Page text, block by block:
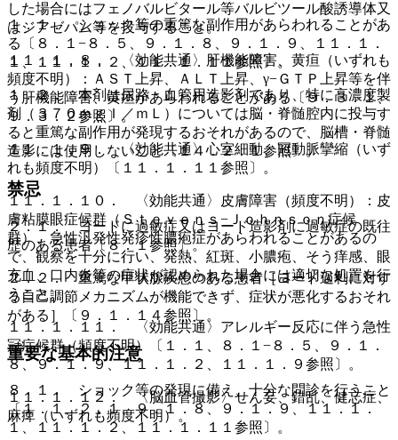
１．１． ショック等の重篤な副作用があらわれることがあ
る〔８．１−８．５、９．１．８、９．１．９、１１．１．
１、１１．１．２、１１．１．１１参照〕。
１．２． 本剤は尿路・血管用造影剤であり、特に高濃度製
剤（３７０ｍｇＩ／ｍＬ）については脳・脊髄腔内に投与す
ると重篤な副作用が発現するおそれがあるので、脳槽・脊髄
造影には使用しないこと〔１４．２．１参照〕。
禁忌
２．１． ヨードに過敏症又はヨード造影剤に過敏症の既往
歴のある患者〔８．１参照〕。
２．２． 重篤な甲状腺疾患のある患者［ヨード過剰に対す
る自己調節メカニズムが機能できず、症状が悪化するおそれ
がある］〔９．１．１４参照〕。
重要な基本的注意
８．１． ショック等の発現に備え、十分な問診を行うこと
〔１．１、２．１、９．１．８、９．１．９、１１．１．
１、１１．１．２、１１．１．１１参照〕。
した場合にはフェノバルビタール等バルビツール酸誘導体又
はジアゼパム等を投与すること。
１１．１．８． 〈効能共通〉肝機能障害、黄疸（いずれも
頻度不明）：ＡＳＴ上昇、ＡＬＴ上昇、γ−ＧＴＰ上昇等を伴
う肝機能障害、黄疸があらわれることがある〔９．３．１、
９．３．２参照〕。
１１．１．９． 〈効能共通〉心室細動、冠動脈攣縮（いず
れも頻度不明）〔１１．１．１１参照〕。
１１．１．１０． 〈効能共通〉皮膚障害（頻度不明）：皮
膚粘膜眼症候群（Ｓｔｅｖｅｎｓ−Ｊｏｈｎｓｏｎ症候
群）、急性汎発性発疹性膿疱症があらわれることがあるの
で、観察を十分に行い、発熱、紅斑、小膿疱、そう痒感、眼
充血、口内炎等の症状が認められた場合には適切な処置を行
うこと。
１１．１．１１． 〈効能共通〉アレルギー反応に伴う急性
冠症候群（頻度不明）〔１．１、８．１−８．５、９．１．
８、９．１．９、１１．１．２、１１．１．９参照〕。
１１．１．１２． 〈脳血管撮影〉せん妄、錯乱、健忘症、
麻痺（いずれも頻度不明）。